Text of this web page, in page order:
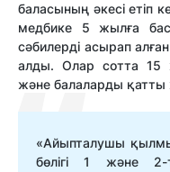
баласының әкесі етіп
медбике 5 жылға
сәбилерді асырап
алды. Олар сотта 15
және балаларды қатты
«Айыпталушы
бөлігі 1 және 2-